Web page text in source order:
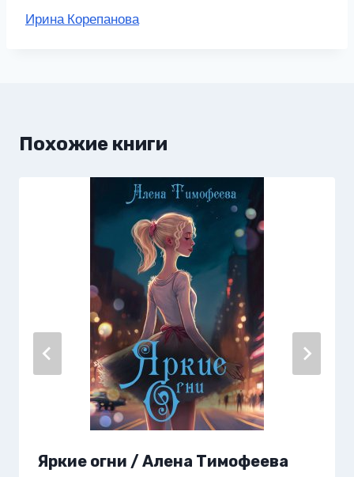
Метки
Ирина Корепанова
Похожие книги
Яркие огни / Алена Тимофеева